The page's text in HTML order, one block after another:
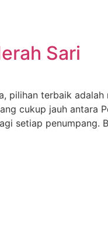
Sari
pilihan terbaik adalah
cukup jauh antara
setiap penumpang.